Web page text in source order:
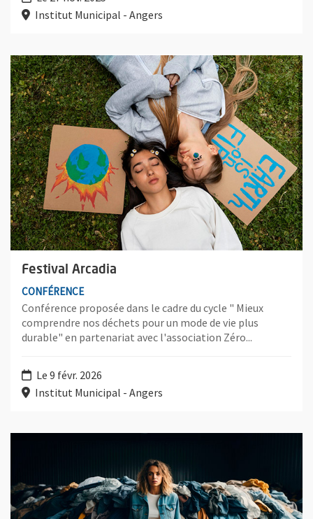
Institut Municipal - Angers
Festival Arcadia
CONFÉRENCE
Conférence proposée dans le cadre du cycle " Mieux
comprendre nos déchets pour un mode de vie plus
durable" en partenariat avec l'association Zéro...
Le 9 févr. 2026
Institut Municipal - Angers
Plus d'information sur l'évènement : Festival Arcadia